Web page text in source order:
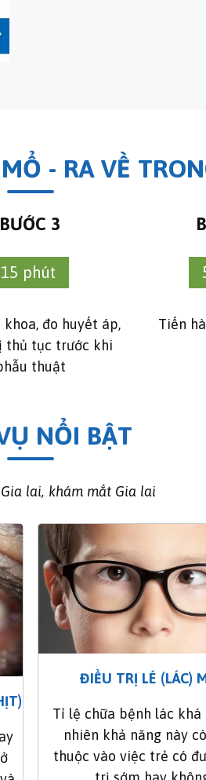
- RA VỀ
BƯỚC 3
15 phút
khoa, đo huyết áp,
thủ tục trước khi
thuật
Tiến
NỔI BẬT
lai, khám mắt Gia lai
ĐIỀU TRỊ LÉ (LÁC)
Tỉ lệ chữa bệnh lác khá
nhiên khả năng này
thuộc vào việc trẻ có